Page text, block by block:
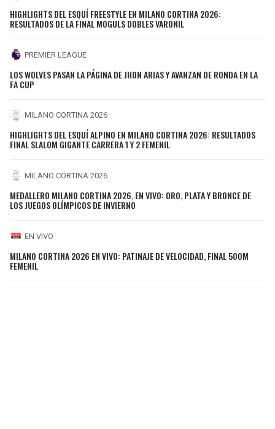
HIGHLIGHTS DEL ESQUÍ FREESTYLE EN MILANO CORTINA 2026:
RESULTADOS DE LA FINAL MOGULS DOBLES VARONIL
PREMIER LEAGUE
LOS WOLVES PASAN LA PÁGINA DE JHON ARIAS Y AVANZAN DE RONDA EN LA
FA CUP
MILANO CORTINA 2026
HIGHLIGHTS DEL ESQUÍ ALPINO EN MILANO CORTINA 2026: RESULTADOS
FINAL SLALOM GIGANTE CARRERA 1 Y 2 FEMENIL
MILANO CORTINA 2026
MEDALLERO MILANO CORTINA 2026, EN VIVO: ORO, PLATA Y BRONCE DE
LOS JUEGOS OLÍMPICOS DE INVIERNO
EN VIVO
MILANO CORTINA 2026 EN VIVO: PATINAJE DE VELOCIDAD, FINAL 500M
FEMENIL